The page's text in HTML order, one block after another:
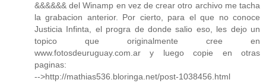
&&&&&& del Winamp en vez de crear otro archivo me tacha
la grabacion anterior. Por cierto, para el que no conoce
Justicia Infinta, el progra de donde salio eso, les dejo un
topico que originalmente cree en
www.fotosdeuruguay.com.ar y luego copie en otras
paginas:
-->http://mathias536.bloringa.net/post-1038456.html